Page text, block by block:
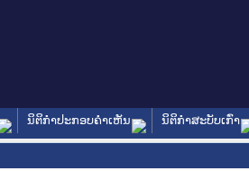
ນິຕິກໍາປະກອບຄໍາເຫັນ ນິຕິກໍາສະບັບເກົ່າ